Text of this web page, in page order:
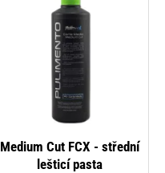
Medium Cut FCX - střední
lešticí pasta